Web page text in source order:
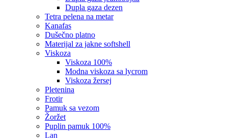
dupla gaza dezen
tetra pelena na metar
kanafas
dušečno platno
materijal za jakne softshell
viskoza
viskoza 100%
modna viskoza sa lycrom
viskoza žersej
pletenina
frotir
pamuk sa vezom
žoržet
puplin pamuk 100%
lan